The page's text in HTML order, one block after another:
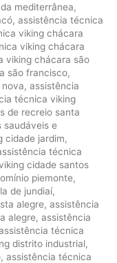
mediterrânea,
, assistência técnica
viking chácara
viking chácara
viking chácara são
são francisco,
, assistência
técnica viking
de recreio santa
saudáveis e
cidade jardim,
técnica
cidade santos
piemonte,
de jundiaí,
alegre, assistência
alegre, assistência
técnica
distrito industrial,
, assistência técnica